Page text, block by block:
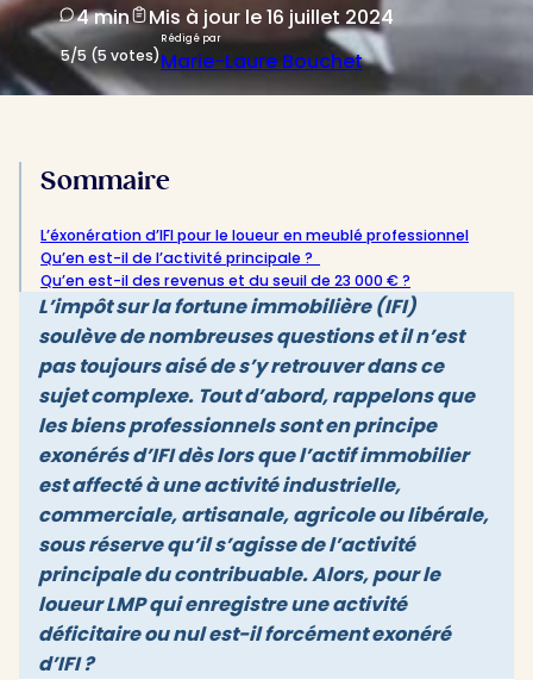
4 min Mis à jour le 16 juillet 2024
5/5 (5 votes)
Rédigé par
Marie-Laure Bouchet
Sommaire
L’éxonération d’IFI pour le loueur en meublé professionnel
Qu’en est-il de l’activité principale ?
Qu’en est-il des revenus et du seuil de 23 000 € ?
L’impôt sur la fortune immobilière (IFI)
soulève de nombreuses questions et il n’est
pas toujours aisé de s’y retrouver dans ce
sujet complexe. Tout d’abord, rappelons que
les biens professionnels sont en principe
exonérés d’IFI dès lors que l’actif immobilier
est affecté à une activité industrielle,
commerciale, artisanale, agricole ou libérale,
sous réserve qu’il s’agisse de l’activité
principale du contribuable. Alors, pour le
loueur LMP qui enregistre une activité
déficitaire ou nul est-il forcément exonéré
d’IFI ?